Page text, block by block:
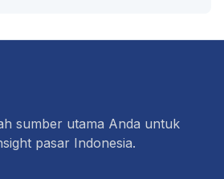
sumber utama Anda untuk
pasar Indonesia.